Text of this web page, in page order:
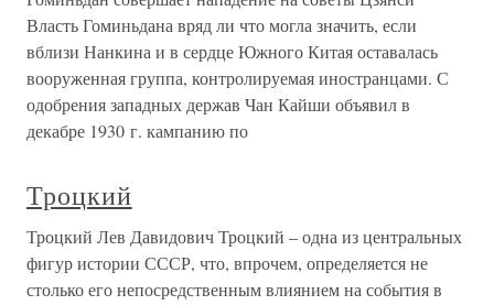
Власть Гоминьдана вряд ли что могла значить, если
вблизи Нанкина и в сердце Южного Китая оставалась
вооруженная группа, контролируемая иностранцами. С
одобрения западных держав Чан Кайши объявил в
декабре 1930 г. кампанию по
Троцкий
Троцкий Лев Давидович Троцкий – одна из центральных
фигур истории СССР, что, впрочем, определяется не
столько его непосредственным влиянием на события в